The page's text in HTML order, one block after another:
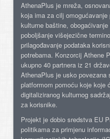
AthenaPlus je mreža,
koja ima za cilj omogućavanje
kulturne baštine,
poboljšanje višejezične
prilagođavanje podataka
potrebama. Konzorcij Athene
ukupno 40 partnera iz 21
AthenaPlus je usko povezana
platformom pomoću koje koje
digitaliziranog kulturnog
za korisnike.
Projekt je dobio sredstva EU
politikama za primjenu